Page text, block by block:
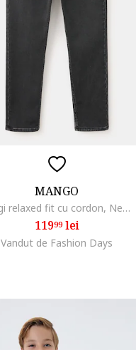
MANGO
Blugi relaxed fit cu cordon, Negru stins
11999lei
Vandut de Fashion Days